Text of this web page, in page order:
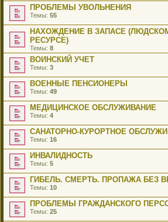
ПРОБЛЕМЫ УВОЛЬНЕНИЯ
Темы: 55
НАХОЖДЕНИЕ В ЗАПАСЕ
РЕСУРСЕ)
Темы: 8
ВОИНСКИЙ УЧЕТ
Темы: 3
ВОЕННЫЕ ПЕНСИОНЕРЫ
Темы: 49
МЕДИЦИНСКОЕ ОБСЛУЖИВАНИЕ
Темы: 4
САНАТОРНО-КУРОРТНОЕ
Темы: 16
ИНВАЛИДНОСТЬ
Темы: 5
ГИБЕЛЬ. СМЕРТЬ. ПРОПАЖА БЕЗ
Темы: 10
ПРОБЛЕМЫ ГРАЖДАНСКОГО
Темы: 25